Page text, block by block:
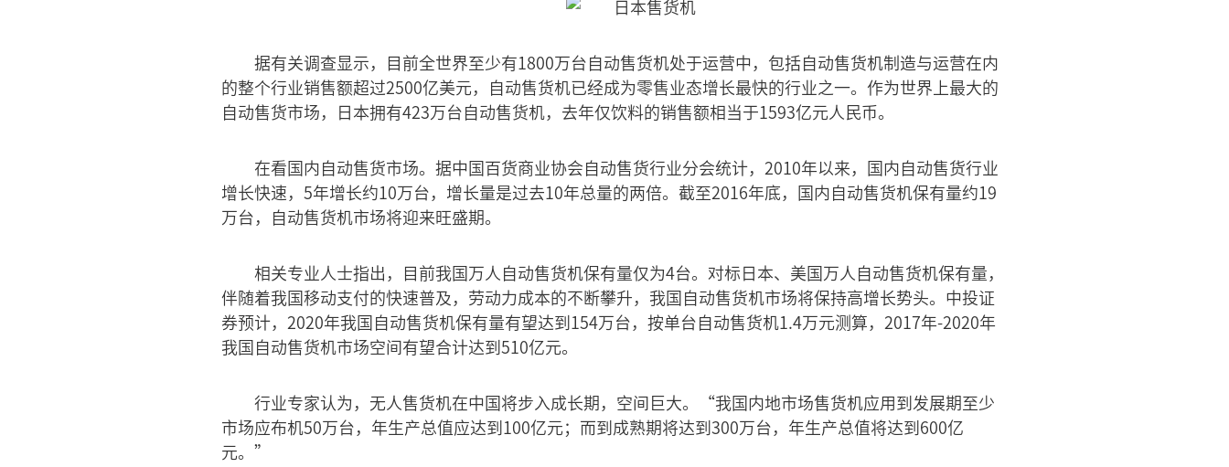
据有关调查显示，目前全世界至少有1800万台自动售货机处于运营中，包括自动售货机制造与运营在内
的整个行业销售额超过2500亿美元，自动售货机已经成为零售业态增长最快的行业之一。作为世界上最大的
自动售货市场，日本拥有423万台自动售货机，去年仅饮料的销售额相当于1593亿元人民币。
在看国内自动售货市场。据中国百货商业协会自动售货行业分会统计，2010年以来，国内自动售货行业
增长快速，5年增长约10万台，增长量是过去10年总量的两倍。截至2016年底，国内自动售货机保有量约19
万台，自动售货机市场将迎来旺盛期。
相关专业人士指出，目前我国万人自动售货机保有量仅为4台。对标日本、美国万人自动售货机保有量，
伴随着我国移动支付的快速普及，劳动力成本的不断攀升，我国自动售货机市场将保持高增长势头。中投证
券预计，2020年我国自动售货机保有量有望达到154万台，按单台自动售货机1.4万元测算，2017年-2020年
我国自动售货机市场空间有望合计达到510亿元。
行业专家认为，无人售货机在中国将步入成长期，空间巨大。“我国内地市场售货机应用到发展期至少
市场应布机50万台，年生产总值应达到100亿元；而到成熟期将达到300万台，年生产总值将达到600亿
元。”